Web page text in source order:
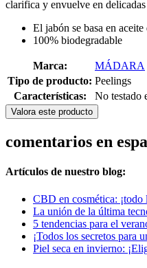
clarifica y envuelve en
El jabón se basa en
100% biodegradable
Marca:
MÁDARA
Tipo de producto: Peelings
Características:
No testado
Valora este producto
comentarios en
Artículos de nuestro blog:
CBD en cosmética: ¡todo
La unión de la última
5 tendencias para el
¡Todos los secretos para
Piel seca en invierno: